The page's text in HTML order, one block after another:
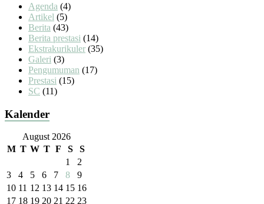
Agenda (4)
Artikel (5)
Berita (43)
Berita prestasi (14)
Ekstrakurikuler (35)
Galeri (3)
Pengumuman (17)
Prestasi (15)
SC (11)
Kalender
August 2026
M T W T F S
S
1
2
3
4 5 6 7 8
9
10 11 12 13 14 15 16
17 18 19 20 21 22 23